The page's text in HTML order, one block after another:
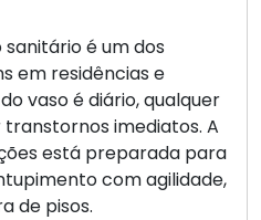
é um dos
em residências e
vaso é diário, qualquer
imediatos. A
está preparada para
com agilidade,
de pisos.